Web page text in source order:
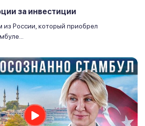
за инвестиции
России, который приобрел